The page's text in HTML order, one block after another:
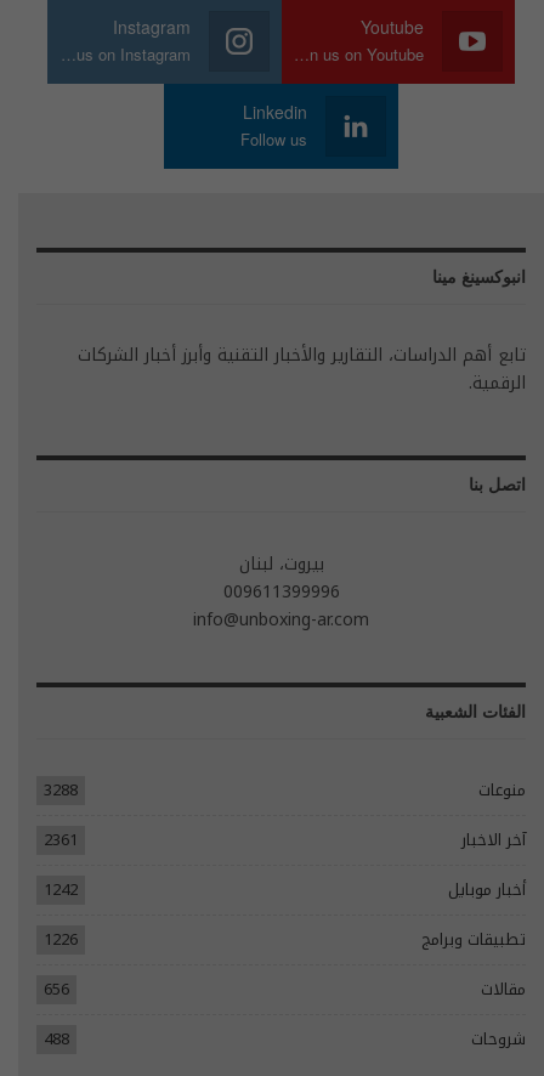
Youtube
Join us on Youtube
Instagram
Join us on Instagram
Linkedin
Follow us
انبوكسينغ مينا
تابع أهم الدراسات، التقارير والأخبار التقنية وأبرز أخبار الشركات
الرقمية.
اتصل بنا
بيروت، لبنان
009611399996
info@unboxing-ar.com
الفئات الشعبية
منوعات
3288
آخر الاخبار
2361
أخبار موبايل
1242
تطبيقات وبرامج
1226
مقالات
656
شروحات
488